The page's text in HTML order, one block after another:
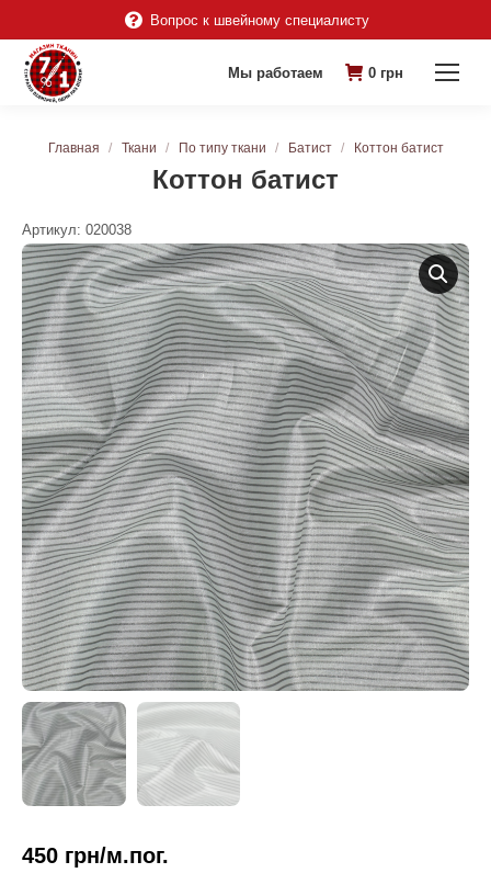
Вопрос к швейному специалисту
Мы работаем 0 грн
Коттон батист
Вы здесь:
Главная Ткани По типу ткани Батист Коттон батист
Артикул: 020038
450 грн/м.пог.